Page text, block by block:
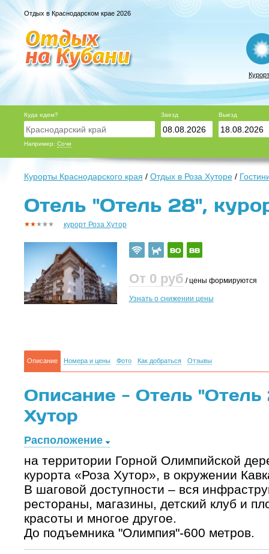
Отдых в Краснодарском крае 2026
Куда едем?
Например: Сочи
Заезд Выезд
Курорты Краснодарского края / Отдых в Роза Хуторе/
Отель "Отель 28",
курорт Роза Хутор
От 0 руб / цены формируются
Узнать о снижении цены
Описание Номера и цены Фото Как добраться Отзывы
Описание - Отель "Отель
Хутор
Расположение
на территории Горной Олимпийской
курорта «Роза Хутор», в окружении
В шаговой доступности – вся
рестораны, магазины, детский клуб и
красоты и многое другое.
До подъемника "Олимпия"-600 метров.